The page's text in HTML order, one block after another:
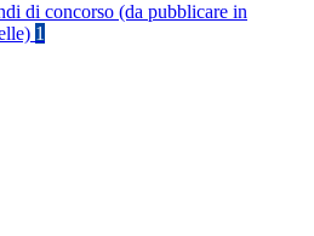
di concorso (da pubblicare in
1